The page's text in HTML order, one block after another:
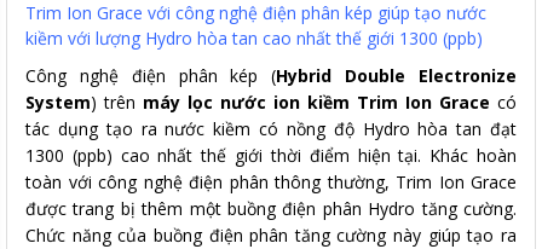
Trim Ion Grace với công nghệ điện phân kép giúp tạo nước
kiềm với lượng Hydro hòa tan cao nhất thế giới 1300 (ppb)
Công nghệ điện phân kép (Hybrid Double Electronize
System) trên máy lọc nước ion kiềm Trim Ion Grace có
tác dụng tạo ra nước kiềm có nồng độ Hydro hòa tan đạt
1300 (ppb) cao nhất thế giới thời điểm hiện tại. Khác hoàn
toàn với công nghệ điện phân thông thường, Trim Ion Grace
được trang bị thêm một buồng điện phân Hydro tăng cường.
Chức năng của buồng điện phân tăng cường này giúp tạo ra